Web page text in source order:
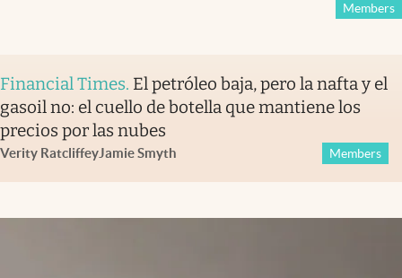
Members
Financial Times. El petróleo baja, pero la nafta y el
gasoil no: el cuello de botella que mantiene los
precios por las nubes
Verity RatcliffeyJamie Smyth Members